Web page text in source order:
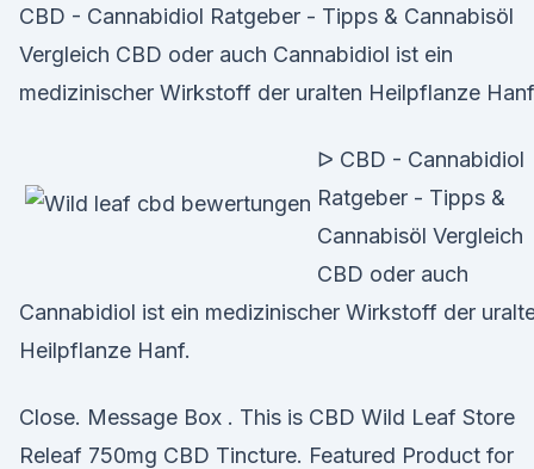
CBD - Cannabidiol Ratgeber - Tipps & Cannabisöl
Vergleich CBD oder auch Cannabidiol ist ein
medizinischer Wirkstoff der uralten Heilpflanze
ᐅ CBD - Cannabidiol
Ratgeber - Tipps &
Cannabisöl Vergleich
CBD oder auch
Cannabidiol ist ein medizinischer Wirkstoff der
Heilpflanze Hanf.
Close. Message Box . This is CBD Wild Leaf Store
Releaf 750mg CBD Tincture. Featured Product for